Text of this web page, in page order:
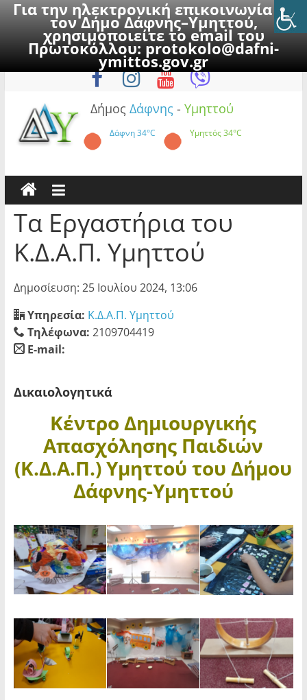
Για την ηλεκτρονική επικοινωνία με
τον Δήμο Δάφνης–Υμηττού,
χρησιμοποιείτε το email του
Πρωτοκόλλου:protokolo@dafni-
ymittos.gov.gr
to
Παρασκευή, 7 Αυγούστου 2026
Δήμος Δάφνης - Υμηττού
Δάφνη34°C Υμηττός34°C
Τα Εργαστήρια του
Κ.Δ.Α.Π. Υμηττού
Δημοσίευση: 25 Ιουλίου 2024, 13:06
Υπηρεσία: Κ.Δ.Α.Π. Υμηττού
Τηλέφωνα: 2109704419
E-mail:
Δικαιολογητικά
Κέντρο Δημιουργικής
Απασχόλησης Παιδιών
(Κ.Δ.Α.Π.) Υμηττού του Δήμου
Δάφνης-Υμηττού